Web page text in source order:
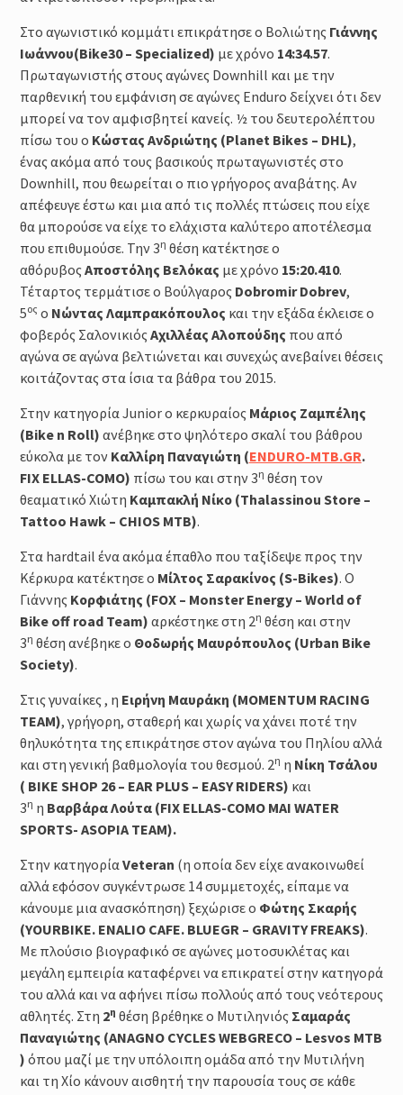
Στο αγωνιστικό κομμάτι επικράτησε ο Βολιώτης Γιάννης
Ιωάννου(Bike30 – Specialized) με χρόνο 14:34.57.
Πρωταγωνιστής στους αγώνες Downhill και με την
παρθενική του εμφάνιση σε αγώνες Enduro δείχνει ότι δεν
μπορεί να τον αμφισβητεί κανείς. ½ του δευτερολέπτου
πίσω του ο Κώστας Ανδριώτης (Planet Bikes – DHL),
ένας ακόμα από τους βασικούς πρωταγωνιστές στο
Downhill, που θεωρείται ο πιο γρήγορος αναβάτης. Αν
απέφευγε έστω και μια από τις πολλές πτώσεις που είχε
θα μπορούσε να είχε το ελάχιστα καλύτερο αποτέλεσμα
που επιθυμούσε. Την 3η θέση κατέκτησε ο
αθόρυβος Αποστόλης Βελόκας με χρόνο 15:20.410.
Τέταρτος τερμάτισε ο Βούλγαρος Dobromir Dobrev,
5ος ο Νώντας Λαμπρακόπουλος και την εξάδα έκλεισε ο
φοβερός Σαλονικιός Αχιλλέας Αλοπούδης που από
αγώνα σε αγώνα βελτιώνεται και συνεχώς ανεβαίνει θέσεις
κοιτάζοντας στα ίσια τα βάθρα του 2015.
Στην κατηγορία Junior ο κερκυραίος Μάριος Ζαμπέλης
(Bike n Roll) ανέβηκε στο ψηλότερο σκαλί του βάθρου
εύκολα με τον Καλλίρη Παναγιώτη (ENDURO-MTB.GR.
FIX ELLAS-COMO) πίσω του και στην 3η θέση τον
θεαματικό Χιώτη Καμπακλή Νίκο (Thalassinou Store –
Tattoo Hawk – CHIOS MTB).
Στα hardtail ένα ακόμα έπαθλο που ταξίδεψε προς την
Κέρκυρα κατέκτησε ο Μίλτος Σαρακίνος (S-Bikes). Ο
Γιάννης Κορφιάτης (FOX – Monster Energy – World of
Bike off road Team) αρκέστηκε στη 2η θέση και στην
3η θέση ανέβηκε ο Θοδωρής Μαυρόπουλος (Urban Bike
Society).
Στις γυναίκες , η Ειρήνη Μαυράκη (MOMENTUM RACING
TEAM), γρήγορη, σταθερή και χωρίς να χάνει ποτέ την
θηλυκότητα της επικράτησε στον αγώνα του Πηλίου αλλά
και στη γενική βαθμολογία του θεσμού. 2η η Νίκη Τσάλου
( BIKE SHOP 26 – EAR PLUS – EASY RIDERS) και
3η η Βαρβάρα Λούτα (FIX ELLAS-COMO MAI WATER
SPORTS- ASOPIA TEAM).
Στην κατηγορία Veteran (η οποία δεν είχε ανακοινωθεί
αλλά εφόσον συγκέντρωσε 14 συμμετοχές, είπαμε να
κάνουμε μια ανασκόπηση) ξεχώρισε ο Φώτης Σκαρής
(YOURBIKE. ENALIO CAFE. BLUEGR – GRAVITY FREAKS).
Με πλούσιο βιογραφικό σε αγώνες μοτοσυκλέτας και
μεγάλη εμπειρία καταφέρνει να επικρατεί στην κατηγορά
του αλλά και να αφήνει πίσω πολλούς από τους νεότερους
αθλητές. Στη 2η θέση βρέθηκε ο Μυτιληνιός Σαμαράς
Παναγιώτης (ANAGNO CYCLES WEBGRECO – Lesvos MTB
) όπου μαζί με την υπόλοιπη ομάδα από την Μυτιλήνη
και τη Χίο κάνουν αισθητή την παρουσία τους σε κάθε